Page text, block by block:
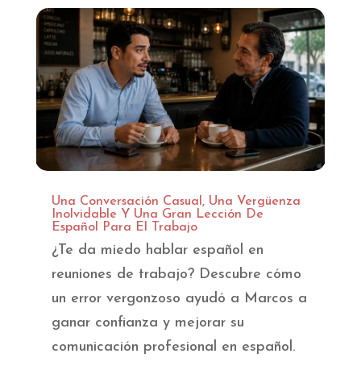
Una Conversación Casual, Una Vergüenza
Inolvidable Y Una Gran Lección De
Español Para El Trabajo
¿Te da miedo hablar español en
reuniones de trabajo? Descubre cómo
un error vergonzoso ayudó a Marcos a
ganar confianza y mejorar su
comunicación profesional en español.